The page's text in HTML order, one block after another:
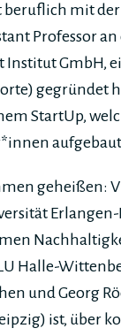
mit der
Professor
GmbH,
gegründet
StartUp,
geheißen:
Halle-
und Georg
ist, über